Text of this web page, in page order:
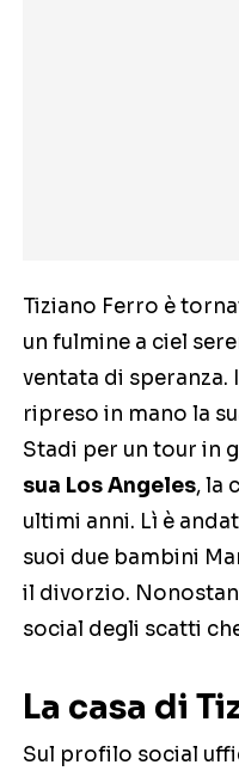
Tiziano Ferro è
un fulmine a ciel
ventata di speranza.
ripreso in mano la
Stadi per un tour in
sua Los Angeles, la
ultimi anni. Lì è
suoi due bambini
il divorzio.
social degli scatti
La casa di
Sul profilo social